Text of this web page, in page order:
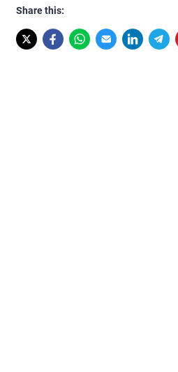
Share this: